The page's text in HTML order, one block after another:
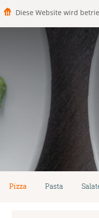
Diese Website wird
Pizza Pasta